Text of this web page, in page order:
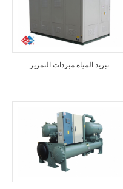
تبريد المياه مبردات التمرير